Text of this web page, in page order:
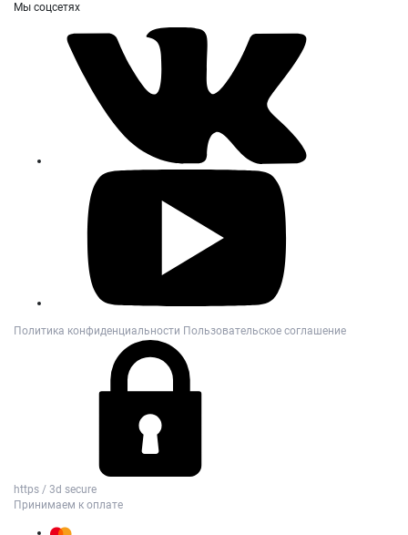
Мы соцсетях
Политика конфиденциальности Пользовательское соглашение
https / 3d secure
Принимаем к оплате